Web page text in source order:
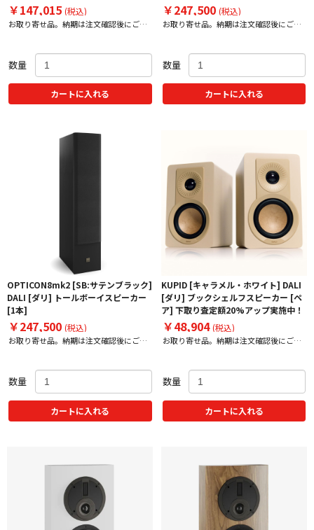
￥147,015 (税込)
お取り寄せ品。納期は注文確認後にご案
数量
カートに入れる
￥247,500 (税込)
お取り寄せ品。納期は注文確認後にご案
数量
カートに入れる
OPTICON8mk2 [SB:サテンブラック]
DALI [ダリ] トールボーイスピーカー
[1本]
￥247,500 (税込)
お取り寄せ品。納期は注文確認後にご案
数量
カートに入れる
KUPID [キャラメル・ホワイト] DALI
[ダリ] ブックシェルフスピーカー [ペ
ア] 下取り査定額20%アップ実施中！
￥48,904(税込)
お取り寄せ品。納期は注文確認後にご案
数量
カートに入れる